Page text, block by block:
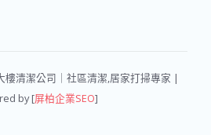
清潔公司｜社區清潔,居家打掃專家 |
by [屏柏企業SEO]